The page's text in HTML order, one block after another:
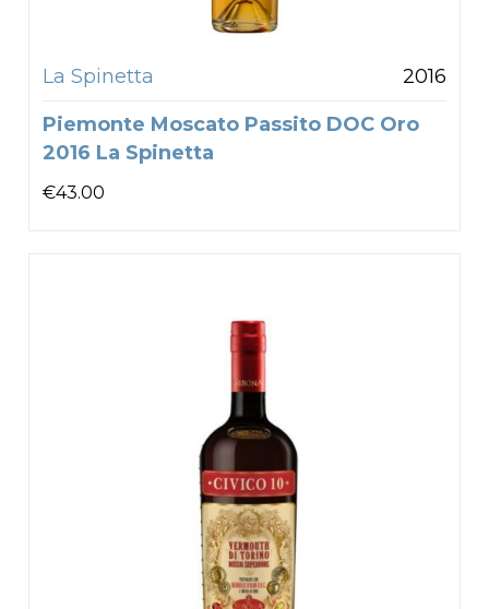
La Spinetta
2016
Piemonte Moscato Passito DOC Oro
2016 La Spinetta
€43.00